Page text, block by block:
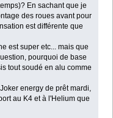
En sachant que je
des roues avant pour
est différente que
est super etc... mais que
pourquoi de base
tout soudé en alu comme
energy de prêt mardi,
au K4 et à l'Helium que